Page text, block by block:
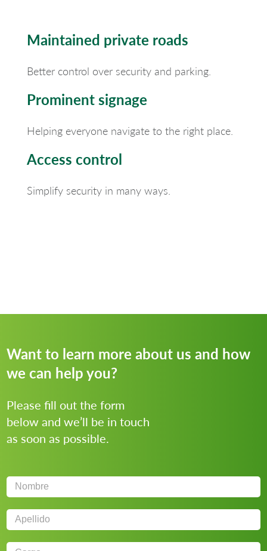
Maintained private roads
Better control over security and parking.
Prominent signage
Helping everyone navigate to the right place.
Access control
Simplify security in many ways.
Want to learn more about us and how
we can help you?
Please fill out the form
below and we’ll be in touch
as soon as possible.